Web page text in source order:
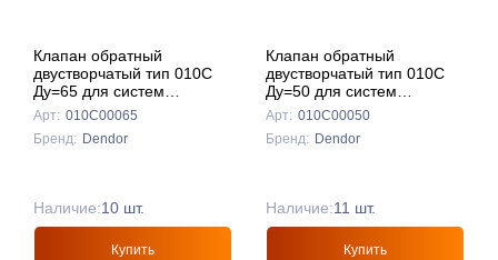
Клапан обратный
двустворчатый тип 010C
Ду=65 для систем
пожаротушения
(межфланцевый, чугун)
Арт: 010С00065
Бренд: Dendor
Наличие:10 шт.
Купить
Клапан обратный
двустворчатый тип 010C
Ду=50 для систем
пожаротушения
(межфланцевый, чугун)
Арт: 010С00050
Бренд: Dendor
Наличие:11 шт.
Купить